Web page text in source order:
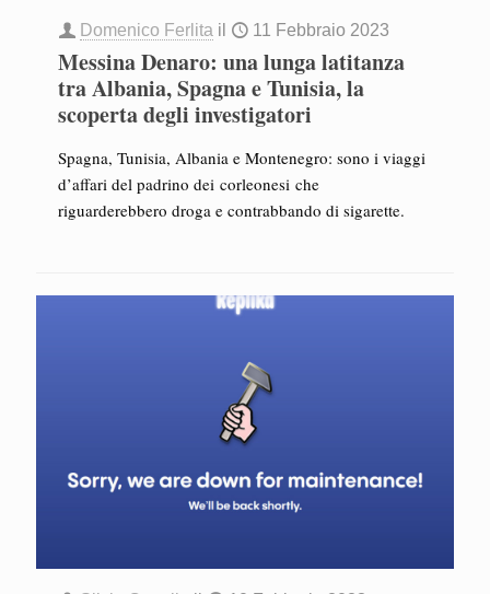
Domenico Ferlita il 11 Febbraio 2023
Messina Denaro: una lunga latitanza
tra Albania, Spagna e Tunisia, la
scoperta degli investigatori
Spagna, Tunisia, Albania e Montenegro: sono i viaggi
d’affari del padrino dei corleonesi che
riguarderebbero droga e contrabbando di sigarette.